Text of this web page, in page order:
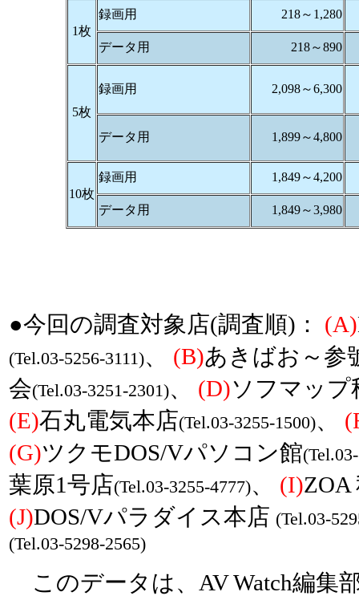
1枚
録画用 218～1,280
データ用 218～890
5枚
録画用 2,098～6,300
データ用 1,899～4,800
10枚
録画用 1,849～4,200
データ用 1,849～3,980
●今回の調査対象店(調査順)： (A)
(Tel.03-5256-3111)、 (B)あきばお～参
会(Tel.03-3251-2301)、 (D)ソフマップ
(E)石丸電気本店(Tel.03-3255-1500)、
(G)ツクモDOS/Vパソコン館
葉原1号店(Tel.03-3255-4777)、 (I)ZOA
(J)DOS/Vパラダイス本店 (Tel.03-
(Tel.03-5298-2565)
このデータは、AV Watch編集